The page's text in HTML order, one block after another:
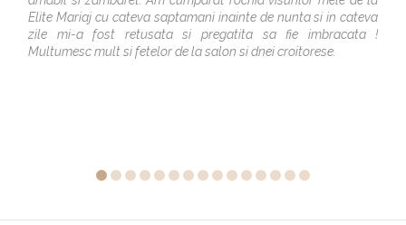
Elite Mariaj cu cateva saptamani inainte de nunta si in cateva
zile mi-a fost retusata si pregatita sa fie imbracata !
Multumesc mult si fetelor de la salon si dnei croitorese.